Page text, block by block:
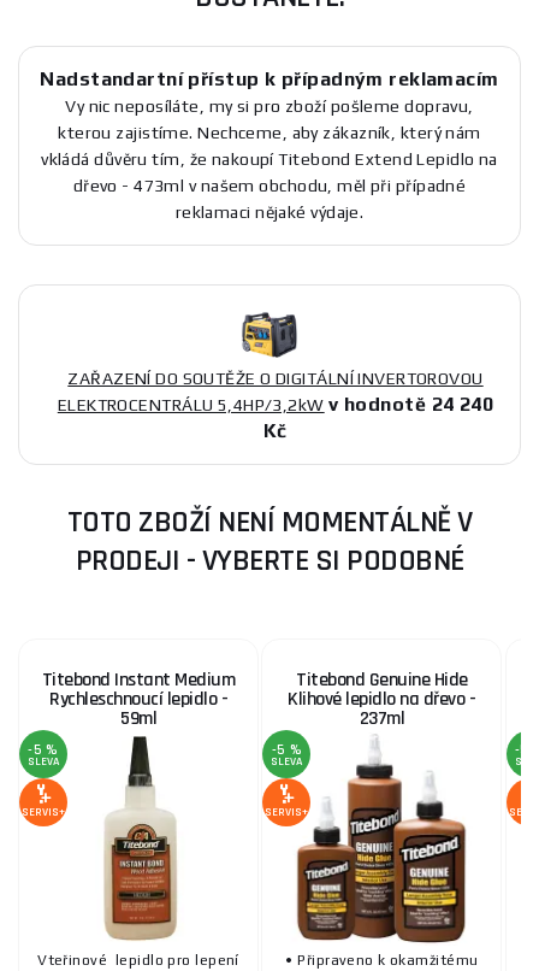
Nadstandartní přístup k případným reklamacím
Vy nic neposíláte, my si pro zboží pošleme dopravu,
kterou zajistíme. Nechceme, aby zákazník, který nám
vkládá důvěru tím, že nakoupí Titebond Extend Lepidlo na
dřevo - 473ml v našem obchodu, měl při případné
reklamaci nějaké výdaje.
ZAŘAZENÍ DO SOUTĚŽE O DIGITÁLNÍ INVERTOROVOU
ELEKTROCENTRÁLU 5,4HP/3,2kW v hodnotě 24 240
Kč
TOTO ZBOŽÍ NENÍ MOMENTÁLNĚ V
PRODEJI - VYBERTE SI PODOBNÉ
Titebond Instant Medium
Rychleschnoucí lepidlo -
59ml
-5 %
SLEVA
SERVIS+
Vteřinové lepidlo pro lepení
Titebond Genuine Hide
Klihové lepidlo na dřevo -
237ml
-5 %
SLEVA
SERVIS+
• Připraveno k okamžitému
-5